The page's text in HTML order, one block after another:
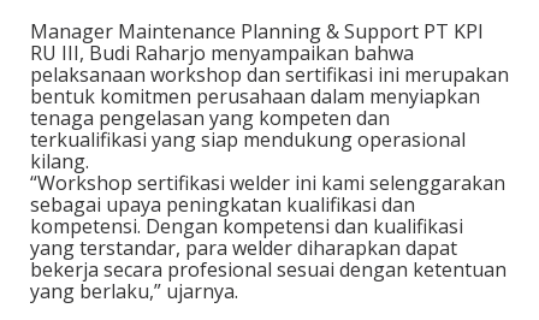
Manager Maintenance Planning & Support PT KPI
RU III, Budi Raharjo menyampaikan bahwa
pelaksanaan workshop dan sertifikasi ini merupakan
bentuk komitmen perusahaan dalam menyiapkan
tenaga pengelasan yang kompeten dan
terkualifikasi yang siap mendukung operasional
kilang.
“Workshop sertifikasi welder ini kami selenggarakan
sebagai upaya peningkatan kualifikasi dan
kompetensi. Dengan kompetensi dan kualifikasi
yang terstandar, para welder diharapkan dapat
bekerja secara profesional sesuai dengan ketentuan
yang berlaku,” ujarnya.